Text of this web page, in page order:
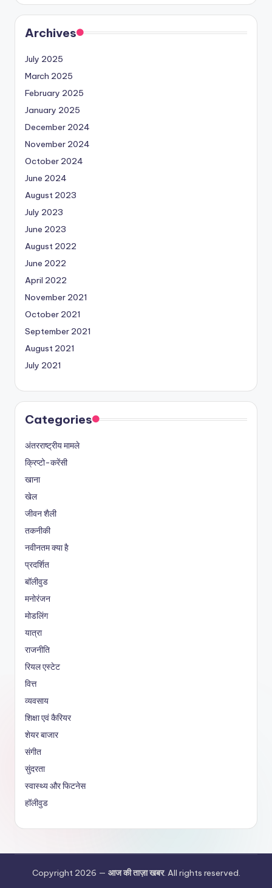
Archives
July 2025
March 2025
February 2025
January 2025
December 2024
November 2024
October 2024
June 2024
August 2023
July 2023
June 2023
August 2022
June 2022
April 2022
November 2021
October 2021
September 2021
August 2021
July 2021
Categories
अंतरराष्ट्रीय मामले
क्रिप्टो-करेंसी
खाना
खेल
जीवन शैली
तकनीकी
नवीनतम क्या है
प्रदर्शित
बॉलीवुड
मनोरंजन
मोडलिंग
यात्रा
राजनीति
रियल एस्टेट
वित्त
व्यवसाय
शिक्षा एवं कैरियर
शेयर बाजार
संगीत
सुंदरता
स्वास्थ्य और फिटनेस
हॉलीवुड
Copyright 2026 — आज की ताज़ा खबर. All rights reserved.